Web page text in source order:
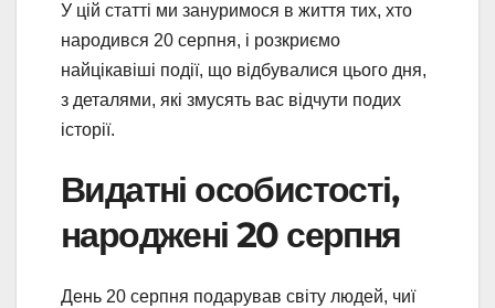
У цій статті ми зануримося в життя тих, хто
народився 20 серпня, і розкриємо
найцікавіші події, що відбувалися цього дня,
з деталями, які змусять вас відчути подих
історії.
Видатні особистості,
народжені 20 серпня
День 20 серпня подарував світу людей, чиї